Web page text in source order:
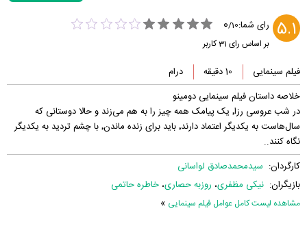
5.1 رای شما: 0/10
بر اساس رای 31کاربر
فیلم سینمایی 10 دقیقه
درام
خلاصه داستان فیلم سینمایی دومینو
در شب عروسی رزا٬ یک پیامک همه چیز را به هم می‌زند و حالا دوستانی که
سال‌هاست به یکدیگر اعتماد دارند٬ باید برای زنده ماندن٬ با چشم تردید به یکدیگر
نگاه کنند..
کارگردان: سیدمحمدصادق لواسانی
بازیگران: نیکی مظفری، روزبه حصاری، خاطره حاتمی
مشاهده لیست کامل عوامل فیلم سینمایی »